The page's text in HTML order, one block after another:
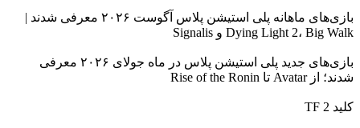
بازی‌های ماهانه پلی استیشن پلاس آگوست ۲۰۲۶ معرفی شدند |
Dying Light 2، Big Walk و Signalis
بازی‌های جدید پلی استیشن پلاس در ماه جولای ۲۰۲۶ معرفی
شدند؛ از Avatar تا Rise of the Ronin
کلید TF 2